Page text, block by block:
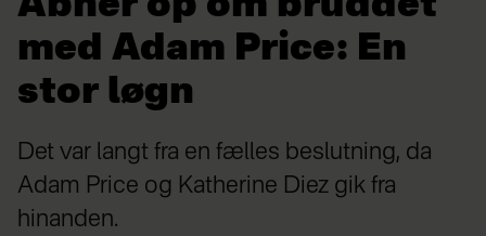
med Adam Price: En
stor løgn
Det var langt fra en fælles beslutning, da
Adam Price og Katherine Diez gik fra
hinanden.